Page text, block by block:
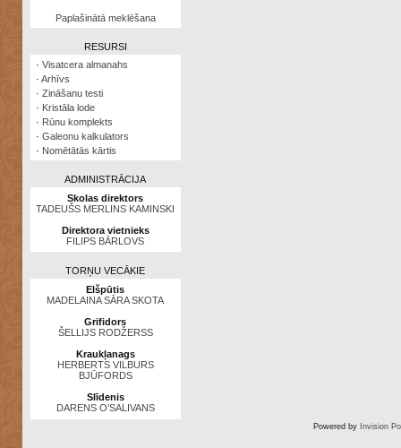
NomētātāsPaplašinātā meklēšana
RESURSI
· Visatcera almanahs
· Arhīvs
· Zināšanu testi
· Kristāla lode
· Rūnu komplekts
· Galeonu kalkulators
· Nomētātās kārtis
ADMINISTRĀCIJA
Skolas direktors
TADEUŠS MERLINS KAMINSKI
Direktora vietnieks
FILIPS BĀRLOVS
TORŅU VECĀKIE
Elšpūtis
MADELAINA SĀRA SKOTA
Grifidors
ŠELLIJS RODŽERSS
Kraukļanags
HERBERTS VILBURS
BJŪFORDS
Slīdenis
DARENS O’SALIVANS
Powered by Invision